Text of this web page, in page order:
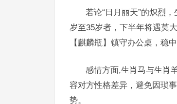
若论“日月丽天”的炽烈
岁至35岁者，下半年将遇莫
【麒麟瓶】镇守办公桌，稳中
感情方面,生肖马与生肖
容对方性格差异，避免因琐
势。